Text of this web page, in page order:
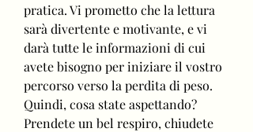
pratica. Vi prometto che la lettura
sarà divertente e motivante, e vi
darà tutte le informazioni di cui
avete bisogno per iniziare il vostro
percorso verso la perdita di peso.
Quindi, cosa state aspettando?
Prendete un bel respiro, chiudete